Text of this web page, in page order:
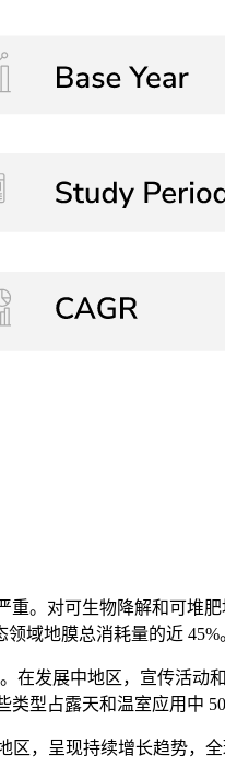
。对可生物降解和可堆
域地膜总消耗量的近 45%
发展中地区，宣传活动
型占露天和温室应用中
，呈现持续增长趋势，